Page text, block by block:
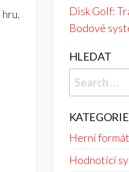
Disk Golf:
Bodové
HLEDAT
Search
for:
KATEGORIE
Herní
Hodnotící